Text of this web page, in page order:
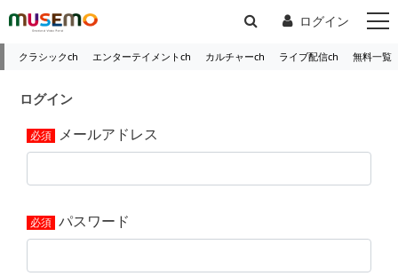
ログイン
クラシックch エンターテイメントch カルチャーch ライブ配信ch 無料一覧
ログイン
メールアドレス
パスワード